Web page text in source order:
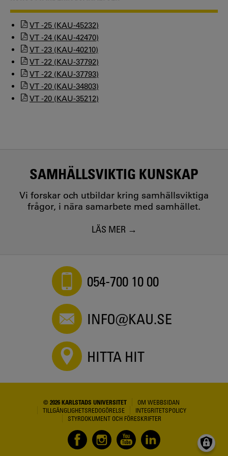
VT -25 (KAU-45232)
VT -24 (KAU-42470)
VT -23 (KAU-40210)
VT -22 (KAU-37792)
VT -22 (KAU-37793)
VT -20 (KAU-34803)
VT -20 (KAU-35212)
SAMHÄLLSVIKTIG KUNSKAP
Vi forskar och utbildar kring samhällsviktiga
frågor, i nära samarbete med samhället.
LÄS MER
054-700 10 00
INFO@KAU.SE
HITTA HIT
© 2026 KARLSTADS UNIVERSITET
OM WEBBSIDAN
TILLGÄNGLIGHETSREDOGÖRELSE
INTEGRITETSPOLICY
STYRDOKUMENT OCH FÖRESKRIFTER